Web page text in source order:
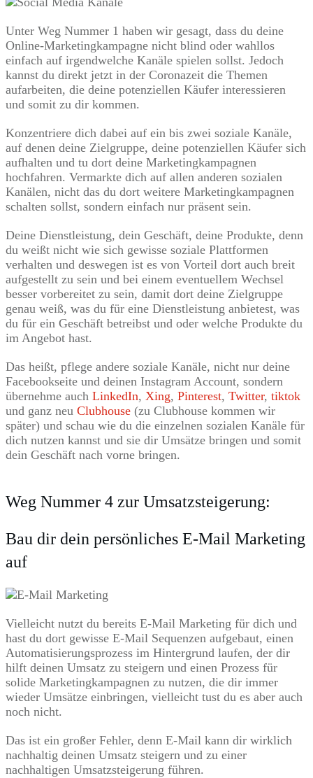
Unter Weg Nummer 1 haben wir gesagt, dass du deine
Online-Marketingkampagne nicht blind oder wahllos
einfach auf irgendwelche Kanäle spielen sollst. Jedoch
kannst du direkt jetzt in der Coronazeit die Themen
aufarbeiten, die deine potenziellen Käufer interessieren
und somit zu dir kommen.
Konzentriere dich dabei auf ein bis zwei soziale Kanäle,
auf denen deine Zielgruppe, deine potenziellen Käufer sich
aufhalten und tu dort deine Marketingkampagnen
hochfahren. Vermarkte dich auf allen anderen sozialen
Kanälen, nicht das du dort weitere Marketingkampagnen
schalten sollst, sondern einfach nur präsent sein.
Deine Dienstleistung, dein Geschäft, deine Produkte, denn
du weißt nicht wie sich gewisse soziale Plattformen
verhalten und deswegen ist es von Vorteil dort auch breit
aufgestellt zu sein und bei einem eventuellem Wechsel
besser vorbereitet zu sein, damit dort deine Zielgruppe
genau weiß, was du für eine Dienstleistung anbietest, was
du für ein Geschäft betreibst und oder welche Produkte du
im Angebot hast.
Das heißt, pflege andere soziale Kanäle, nicht nur deine
Facebookseite und deinen Instagram Account, sondern
übernehme auch LinkedIn, Xing, Pinterest, Twitter, tiktok
und ganz neu Clubhouse (zu Clubhouse kommen wir
später) und schau wie du die einzelnen sozialen Kanäle für
dich nutzen kannst und sie dir Umsätze bringen und somit
dein Geschäft nach vorne bringen.
Weg Nummer 4 zur Umsatzsteigerung:
Bau dir dein persönliches E-Mail Marketing
auf
Vielleicht nutzt du bereits E-Mail Marketing für dich und
hast du dort gewisse E-Mail Sequenzen aufgebaut, einen
Automatisierungsprozess im Hintergrund laufen, der dir
hilft deinen Umsatz zu steigern und einen Prozess für
solide Marketingkampagnen zu nutzen, die dir immer
wieder Umsätze einbringen, vielleicht tust du es aber auch
noch nicht.
Das ist ein großer Fehler, denn E-Mail kann dir wirklich
nachhaltig deinen Umsatz steigern und zu einer
nachhaltigen Umsatzsteigerung führen.